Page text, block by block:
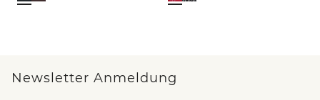
Newsletter Anmeldung